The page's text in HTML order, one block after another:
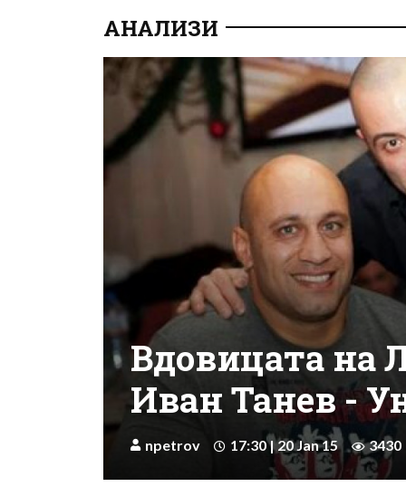
АНАЛИЗИ
Вдовицата на
Иван Танев -
npetrov 17:30 | 20 Jan 15 3430